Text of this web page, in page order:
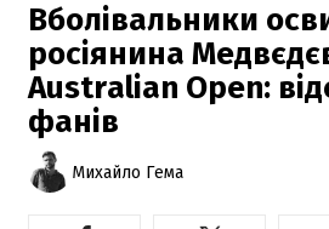
Вболівальники
росіянина
Australian Open:
фанів
Михайло Гема